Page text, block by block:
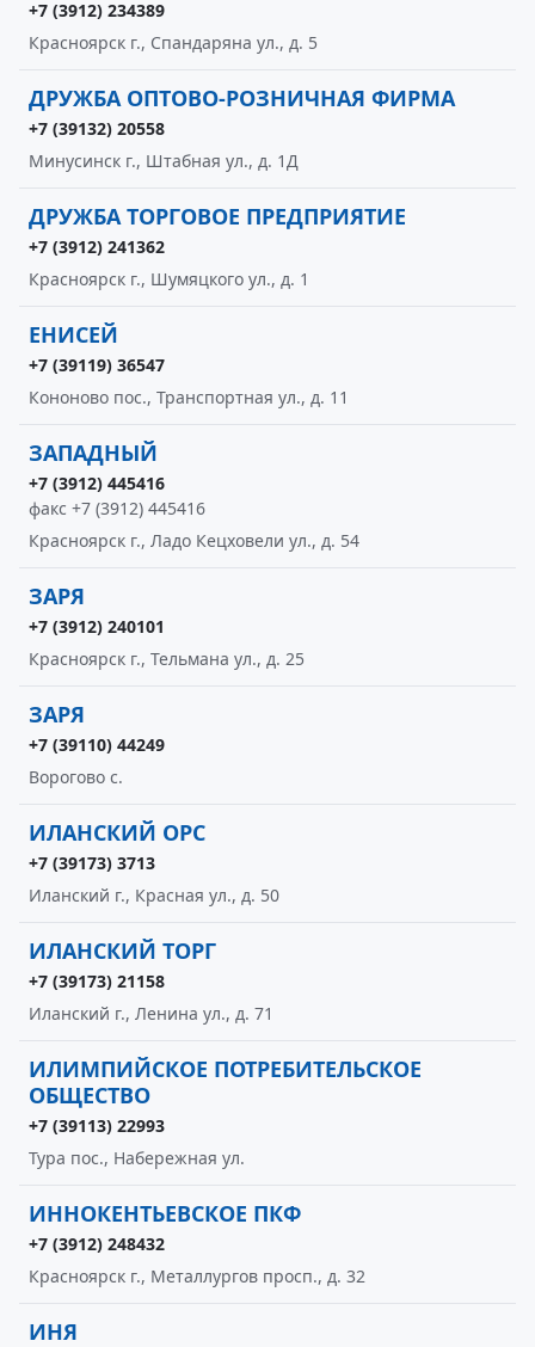
+7 (3912) 234389
Красноярск г., Спандаряна ул., д. 5
ДРУЖБА ОПТОВО-РОЗНИЧНАЯ ФИРМА
+7 (39132) 20558
Минусинск г., Штабная ул., д. 1Д
ДРУЖБА ТОРГОВОЕ ПРЕДПРИЯТИЕ
+7 (3912) 241362
Красноярск г., Шумяцкого ул., д. 1
ЕНИСЕЙ
+7 (39119) 36547
Кононово пос., Транспортная ул., д. 11
ЗАПАДНЫЙ
+7 (3912) 445416
факс +7 (3912) 445416
Красноярск г., Ладо Кецховели ул., д. 54
ЗАРЯ
+7 (3912) 240101
Красноярск г., Тельмана ул., д. 25
ЗАРЯ
+7 (39110) 44249
Ворогово с.
ИЛАНСКИЙ ОРС
+7 (39173) 3713
Иланский г., Красная ул., д. 50
ИЛАНСКИЙ ТОРГ
+7 (39173) 21158
Иланский г., Ленина ул., д. 71
ИЛИМПИЙСКОЕ ПОТРЕБИТЕЛЬСКОЕ
ОБЩЕСТВО
+7 (39113) 22993
Тура пос., Набережная ул.
ИННОКЕНТЬЕВСКОЕ ПКФ
+7 (3912) 248432
Красноярск г., Металлургов просп., д. 32
ИНЯ